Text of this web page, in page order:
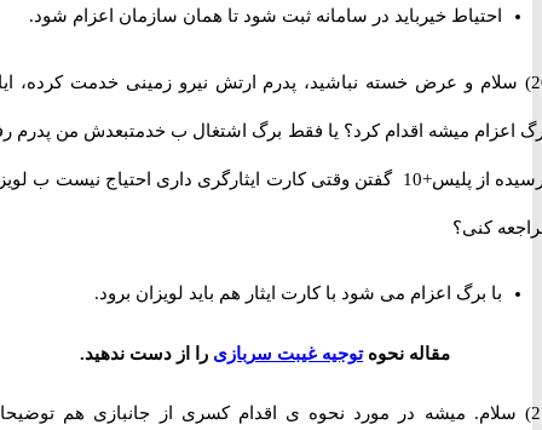
احتیاط خیرباید در سامانه ثبت شود تا همان سازمان اعزام شود.
سلام و عرض خسته نباشید، پدرم ارتش نیرو زمینی خدمت کرده، ایا با
میشه اقدام کرد؟ یا فقط برگ اشتغال ب خدمتبعدش من پدرم رفته
پرسیده از پلیس+10 گفتن وقتی کارت ایثارگری داری احتیاج نیست ب لویزان
کنی؟
با برگ اعزام می شود با کارت ایثار هم باید لویزان برود.
مقاله نحوهتوجیه غیبت سربازیرا از دست ندهید.
سلام. میشه در مورد نحوه ی اقدام کسری از جانبازی هم توضیحاتی